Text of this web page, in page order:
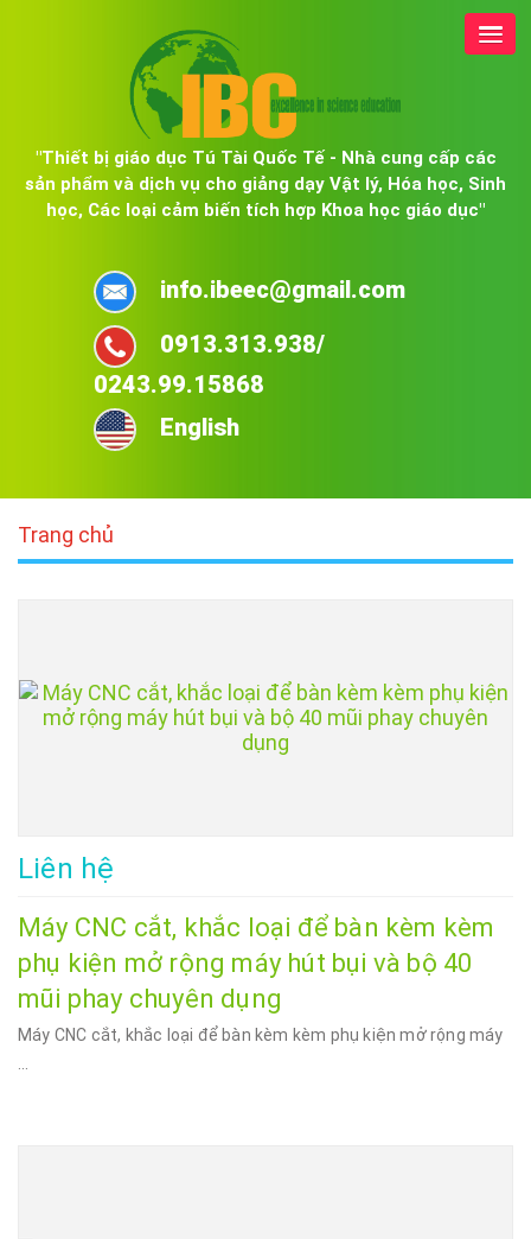
"Thiết bị giáo dục Tú Tài Quốc Tế - Nhà cung cấp các
sản phẩm và dịch vụ cho giảng dạy Vật lý, Hóa học, Sinh
học, Các loại cảm biến tích hợp Khoa học giáo dục"
info.ibeec@gmail.com
0913.313.938/
0243.99.15868
English
Trang chủ
Liên hệ
Máy CNC cắt, khắc loại để bàn kèm kèm
phụ kiện mở rộng máy hút bụi và bộ 40
mũi phay chuyên dụng
Máy CNC cắt, khắc loại để bàn kèm kèm phụ kiện mở rộng máy